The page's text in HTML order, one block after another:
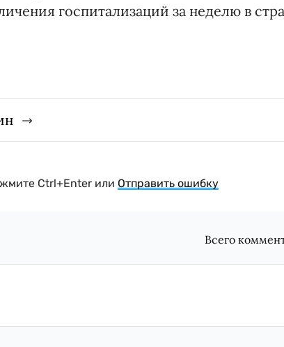
госпитализаций за неделю в
Ctrl+Enter или Отправить ошибку
Всего